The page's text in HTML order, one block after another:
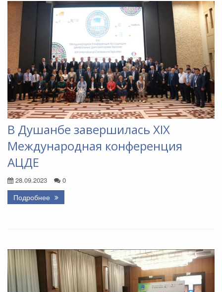
В Душанбе завершилась ХIX
Международная конференция
АЦДЕ
28.09.2023 0
Подробнее